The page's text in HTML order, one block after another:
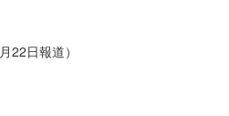
22日報道）